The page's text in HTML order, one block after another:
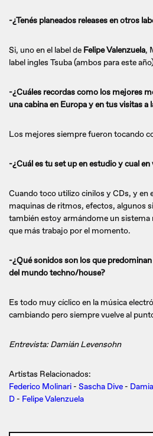
-¿Tenés planeados releases en otros
Si, uno en el label de Felipe Valenzuela,
label ingles Tsuba (ambos para este
-¿Cuáles recordas como los mejores
una cabina en Europa y en tus visitas a
Los mejores siempre fueron tocando
-¿Cuál es tu set up en estudio y cual en
Cuando toco utilizo cinilos y CDs, y en
maquinas de ritmos, efectos, algunos
también estoy armándome un sistema
que más trabajo por el momento.
-¿Qué sonidos son los que
del mundo techno/house?
Es todo muy cíclico en la música
cambiando pero siempre vuelve al
Entrevista: Damián Levensohn
Artistas Relacionados:
Federico Molinari - Sascha Dive -
D - Felipe Valenzuela